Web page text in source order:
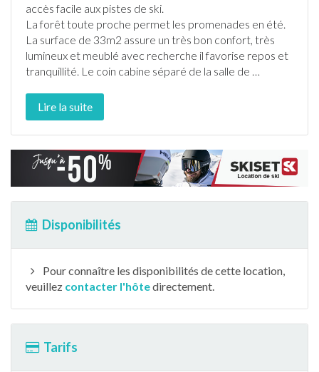
accès facile aux pistes de ski.
La forêt toute proche permet les promenades en été.
La surface de 33m2 assure un très bon confort, très
lumineux et meublé avec recherche il favorise repos et
tranquillité. Le coin cabine séparé de la salle de …
Lire la suite
Disponibilités
Pour connaître les disponibilités de cette location,
veuillez contacter l'hôtedirectement.
Tarifs